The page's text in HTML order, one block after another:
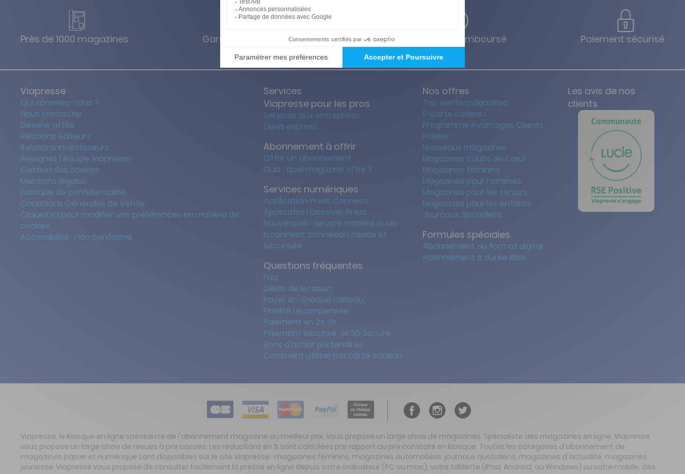
Près de 1000 magazines Garanties des prix les + bas Satisfait ou remboursé Paiement sécurisé
Viapresse
Qui sommes-nous ?
Nous contacter
Devenir affilié
Relations éditeurs
Relations investisseurs
Rejoignez l'équipe Viapresse!
Gestion des cookies
Mentions légales
Politique de confidentialité
Conditions Générales de Vente
Cliquez ici pour modifier vos préférences en matière de
cookies
Accessibilité : non conforme
Services
Viapresse pour les pros
Services aux entreprises
Devis express
Abonnement à offrir
Offrir un abonnement
Quiz : quel magazine offrir ?
Services numériques
Application Press Connect
Application Discover Press
Nouveauté : service mobilité audio
b.connect: connexion rapide et
sécurisée
Questions fréquentes
Faq
Délais de livraison
Payer en chèque cadeau
Fidélité récompensée
Paiement en 2x, 3x
Paiement sécurisé : le 3D Secure
Bons d'achat partenaires
Comment utiliser ma carte cadeau
Nos offres
Top vente magazines
E-carte cadeau
Programme Avantages Clients
Fidèles
Nouveaux magazines
Magazines coups de cœur
Magazines féminins
Magazines pour hommes
Magazines pour les seniors
Magazines pour les enfants
Journaux quotidiens
Formules spéciales
Abonnement au format digital
Abonnement à durée libre
Les avis de nos
clients
Viapresse, le kiosque en ligne spécialiste de l'abonnement magazine au meilleur prix, vous propose un large choix de magazines. Spécialiste des magazines en ligne, Viapresse
vous propose un large choix de revues à prix cassés. Les réductions en % sont calculées par rapport au prix constaté en kiosque. Toutes les catégories d'abonnement de
magazines papier et numérique sont disponibles sur le site Viapresse : magazines féminins, magazines automobiles, journaux quotidiens, magazines d'actualité, magazines
jeunesse. Viapresse vous propose de consulter facilement la presse en ligne depuis votre ordinateur (PC ou mac), votre tablette (iPad, Android, ou Windows) ou votre mobile, dès